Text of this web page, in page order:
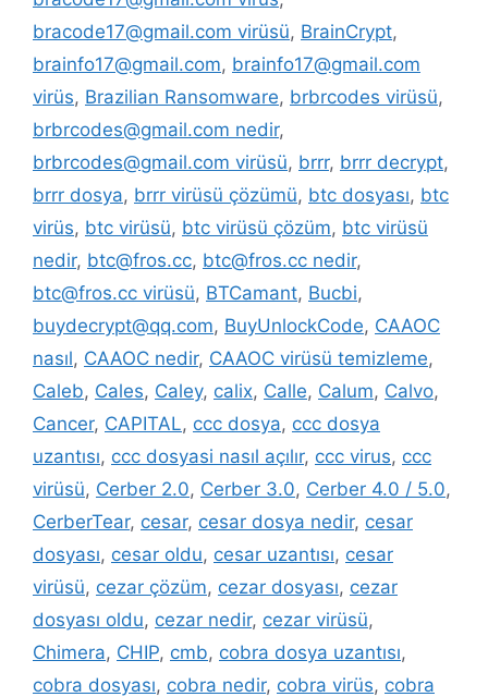
bracode17@gmail.com virüsü, BrainCrypt,
brainfo17@gmail.com, brainfo17@gmail.com
virüs, Brazilian Ransomware, brbrcodes virüsü,
brbrcodes@gmail.com nedir,
brbrcodes@gmail.com virüsü, brrr, brrr decrypt,
brrr dosya, brrr virüsü çözümü, btc dosyası, btc
virüs, btc virüsü, btc virüsü çözüm, btc virüsü
nedir, btc@fros.cc, btc@fros.cc nedir,
btc@fros.cc virüsü, BTCamant, Bucbi,
buydecrypt@qq.com, BuyUnlockCode, CAAOC
nasıl, CAAOC nedir, CAAOC virüsü temizleme,
Caleb, Cales, Caley, calix, Calle, Calum, Calvo,
Cancer, CAPITAL, ccc dosya, ccc dosya
uzantısı, ccc dosyasi nasıl açılır, ccc virus, ccc
virüsü, Cerber 2.0, Cerber 3.0, Cerber 4.0 / 5.0,
CerberTear, cesar, cesar dosya nedir, cesar
dosyası, cesar oldu, cesar uzantısı, cesar
virüsü, cezar çözüm, cezar dosyası, cezar
dosyası oldu, cezar nedir, cezar virüsü,
Chimera, CHIP, cmb, cobra dosya uzantısı,
cobra dosyası, cobra nedir, cobra virüs, cobra